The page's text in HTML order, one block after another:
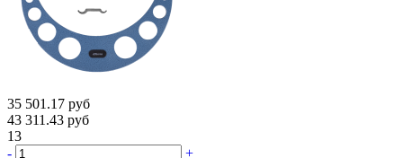
35 501.17 руб
43 311.43 руб
13
-
+